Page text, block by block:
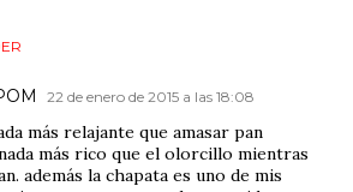
22 de enero de 2015 a las 18:08
más relajante que amasar pan
más rico que el olorcillo mientras
además la chapata es uno de mis